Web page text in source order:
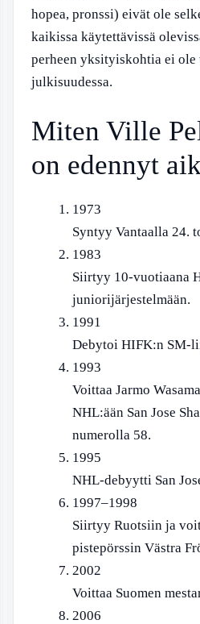
hopea, pronssi) eivät ole
kaikissa käytettävissä
perheen yksityiskohtia ei ole
julkisuudessa.
Miten Ville
on edennyt
1973
Syntyy Vantaalla 24.
1983
Siirtyy 10-vuotiaana
juniorijärjestelmään.
1991
Debytoi HIFK:n SM-
1993
Voittaa Jarmo
NHL:ään San Jose
numerolla 58.
1995
NHL-debyytti San
1997–1998
Siirtyy Ruotsiin ja
pistepörssin Västra
2002
Voittaa Suomen
2006